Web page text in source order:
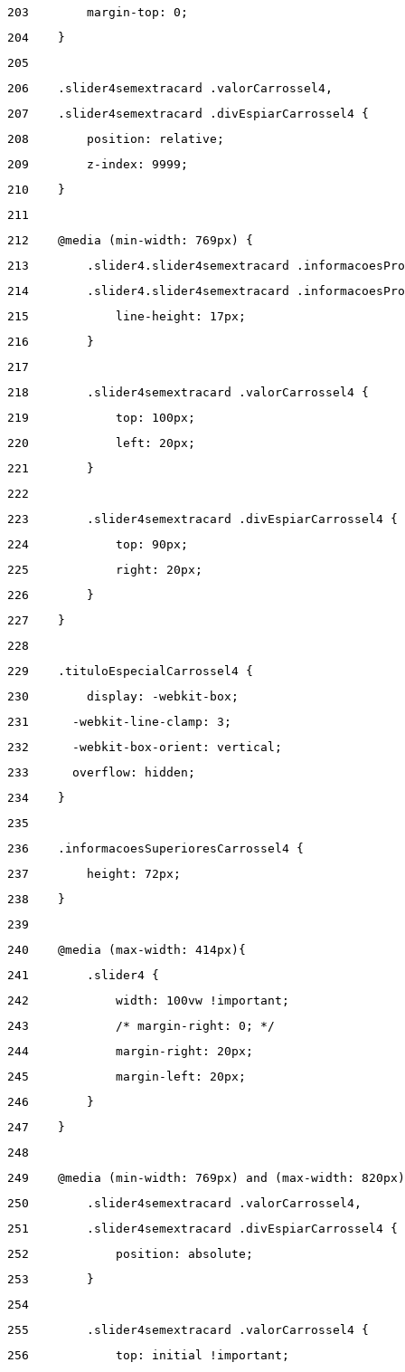
203
        margin-top: 0;
204
    }
205
206
    .slider4semextracard .valorCarrossel4,
207
    .slider4semextracard .divEspiarCarrossel4 {
208
        position: relative;
209
        z-index: 9999;
210
    }
211
212
    @media (min-width: 769px) {
213
.slider4.slider4semextracard
214
.slider4.slider4semextracard
215
            line-height: 17px;
216
        }
217
218
        .slider4semextracard .valorCarrossel4 {
219
            top: 100px;
220
            left: 20px;
221
        }
222
223
        .slider4semextracard .divEspiarCarrossel4 {
224
            top: 90px;
225
            right: 20px;
226
        }
227
    }
228
229
    .tituloEspecialCarrossel4 {
230
        display: -webkit-box;
231
      -webkit-line-clamp: 3;
232
      -webkit-box-orient: vertical;
233
      overflow: hidden;
234
    }
235
236
    .informacoesSuperioresCarrossel4 {
237
        height: 72px;
238
    }
239
240
    @media (max-width: 414px){
241
        .slider4 {
242
            width: 100vw !important;
243
            /* margin-right: 0; */
244
            margin-right: 20px;
245
            margin-left: 20px;
246
        }
247
    }
248
249
@media (min-width: 769px) and (max-width:
250
        .slider4semextracard .valorCarrossel4,
251
        .slider4semextracard .divEspiarCarrossel4 {
252
            position: absolute;
253
        }
254
255
        .slider4semextracard .valorCarrossel4 {
256
            top: initial !important;